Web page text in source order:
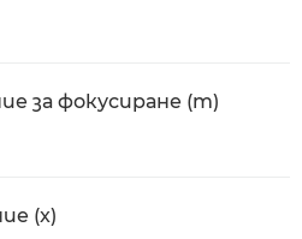
за фокусиране (m)
(x)